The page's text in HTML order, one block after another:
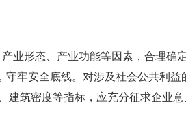
形态、产业功能等因素，合理确
牢安全底线。对涉及社会公共利
筑密度等指标，应充分征求企业